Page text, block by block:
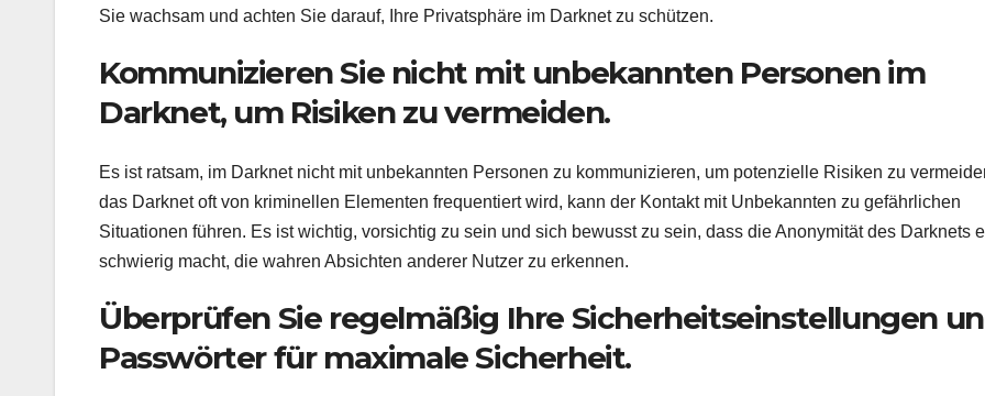
Sie wachsam und achten Sie darauf, Ihre Privatsphäre im Darknet zu schützen.
Kommunizieren Sie nicht mit unbekannten Personen im
Darknet, um Risiken zu vermeiden.
Es ist ratsam, im Darknet nicht mit unbekannten Personen zu kommunizieren, um potenzielle Risiken zu
das Darknet oft von kriminellen Elementen frequentiert wird, kann der Kontakt mit Unbekannten zu gefährlichen
Situationen führen. Es ist wichtig, vorsichtig zu sein und sich bewusst zu sein, dass die Anonymität des Darknets
schwierig macht, die wahren Absichten anderer Nutzer zu erkennen.
Überprüfen Sie regelmäßig Ihre Sicherheitseinstellungen
Passwörter für maximale Sicherheit.